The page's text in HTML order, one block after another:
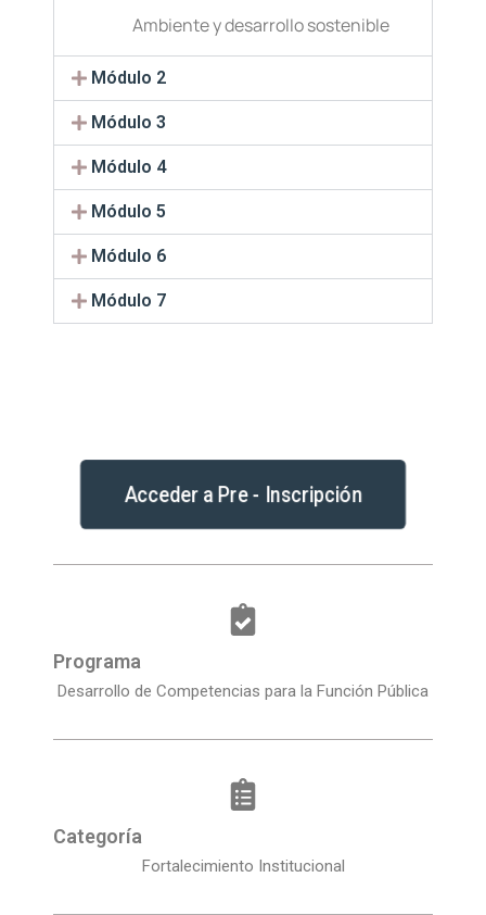
Ambiente y desarrollo sostenible
Módulo 2
Módulo 3
Módulo 4
Módulo 5
Módulo 6
Módulo 7
Acceder a Pre - Inscripción
Programa
Desarrollo de Competencias para la Función Pública
Categoría
Fortalecimiento Institucional